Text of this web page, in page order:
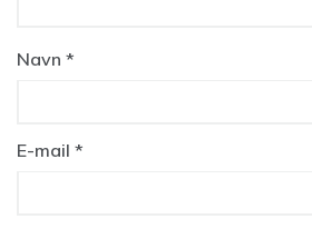
Navn *
E-mail *